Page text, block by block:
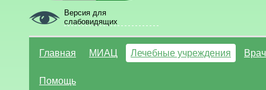
Версия для
слабовидящих
Главная МИАЦ Лечебные учреждения
Помощь